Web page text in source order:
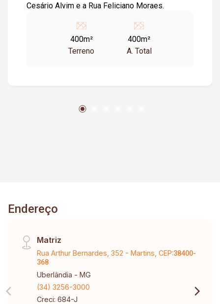
Cesário Alvim e a Rua Feliciano Moraes.
400m²
Terreno
400m²
A. Total
Endereço
Matriz
Rua Arthur Bernardes, 352 - Martins, CEP:38400-
368
Uberlândia - MG
(34) 3256-3000
Creci: 684-J